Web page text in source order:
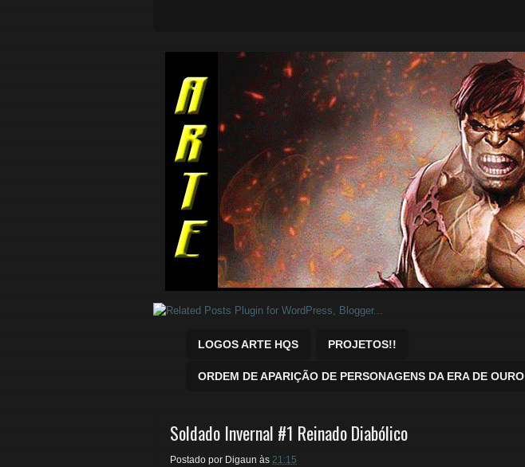
Quadrinhos Marvel e DC para baixar.
LOGOS ARTE HQS PROJETOS!!
ORDEM DE APARIÇÃO DE PERSONAGENS DA ERA DE OURO
Soldado Invernal #1 Reinado Diabólico
Postado por Digaun às 21:15